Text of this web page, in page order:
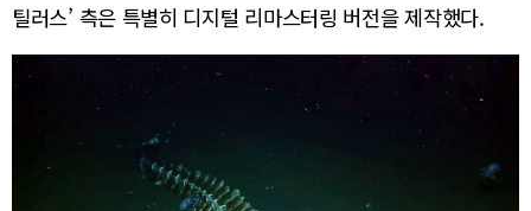
틸러스’ 측은 특별히 디지털 리마스터링 버전을 제작했다.